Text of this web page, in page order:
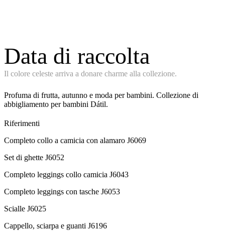
Data di raccolta
Il colore celeste arriva a donare charme alla collezione.
Profuma di frutta, autunno e moda per bambini. Collezione di
abbigliamento per bambini Dátil.
Riferimenti
Completo collo a camicia con alamaro J6069
Set di ghette J6052
Completo leggings collo camicia J6043
Completo leggings con tasche J6053
Scialle J6025
Cappello, sciarpa e guanti J6196